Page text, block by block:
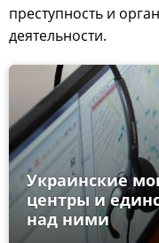
преступность и
деятельности.
Украинские
центры и
над ними